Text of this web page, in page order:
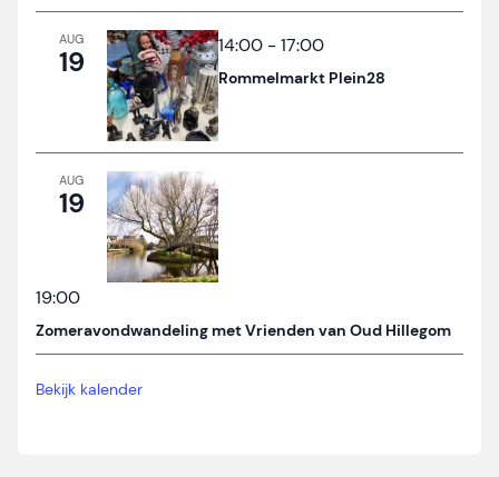
AUG
19 14:00 -17:00
Rommelmarkt Plein28
AUG
19
19:00
Zomeravondwandeling met Vrienden van Oud Hillegom
Bekijk kalender